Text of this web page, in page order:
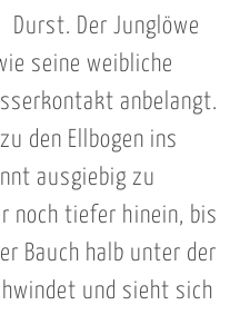
Durst. Der Junglöwe
seine weibliche
anbelangt.
den Ellbogen ins
ausgiebig zu
noch tiefer hinein, bis
Bauch halb unter der
und sieht sich